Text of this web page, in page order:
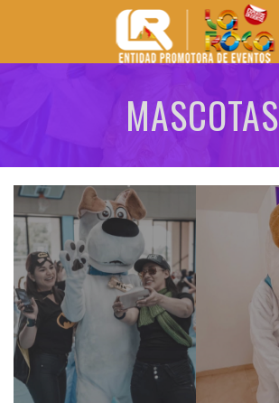
MASCOTAS